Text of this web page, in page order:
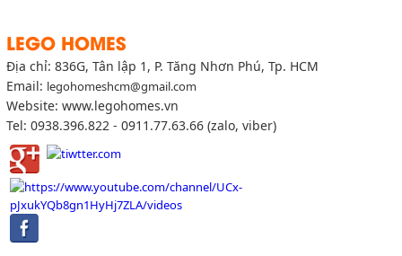
LEGO HOMES
Địa chỉ: 836G, Tân lập 1, P. Tăng Nhơn Phú, Tp. HCM
Email: legohomeshcm@gmail.com
Website: www.legohomes.vn
Tel: 0938.396.822 - 0911.77.63.66 (zalo, viber)